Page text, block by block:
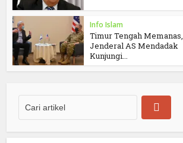
Info Islam
Timur Tengah Memanas,
Jenderal AS Mendadak
Kunjungi...